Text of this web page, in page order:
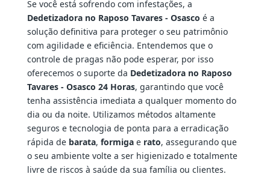
Se você está sofrendo com infestações, a
Dedetizadora no Raposo Tavares - Osasco é a
solução definitiva para proteger o seu patrimônio
com agilidade e eficiência. Entendemos que o
controle de pragas não pode esperar, por isso
oferecemos o suporte da Dedetizadora no Raposo
Tavares - Osasco 24 Horas, garantindo que você
tenha assistência imediata a qualquer momento do
dia ou da noite. Utilizamos métodos altamente
seguros e tecnologia de ponta para a erradicação
rápida de barata, formigae rato, assegurando que
o seu ambiente volte a ser higienizado e totalmente
livre de riscos à saúde da sua família ou clientes.